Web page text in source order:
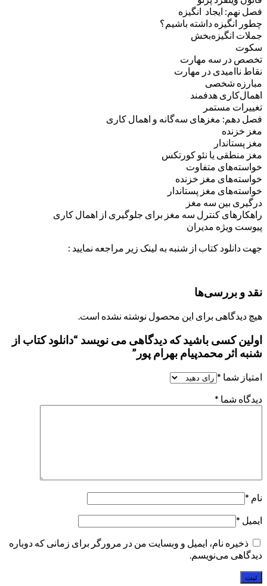
فصل نهم: ایجاد انگیزه
چطور انگیزه داشته باشیم؟
جملات انگیزه‌بخش
سکوت
تخصص در سه مهارت
نقاط ناامیدی در مهارت
مبارزه شخصی
اهمال‌کاری هدفمند
تغییرات مستمر
فصل دهم: مغزهای سه‌گانه و اهمال کاری
مغز خزنده
مغز پستاندار
مغز منطقی یا نئو کورتکس
خواسته‌های متفاوت
خواسته‌های مغز خزنده
خواسته‌های مغز پستاندار
درگیری بین سه مغز
راهکارهای کنترل سه مغز برای جلوگیری از اهمال کاری
پیوست ویژه مدیران
جهت دانلود کتاب از شنبه به لینک زیر مراجعه نمایید :
نقد و بررسی‌ها
هیچ دیدگاهی برای این محصول نوشته نشده است.
اولین کسی باشید که دیدگاهی می نویسد “دانلود کتاب از
شنبه اثر محمدپیام بهرام پور”
امتیاز شما *
دیدگاه شما *
نام *
ایمیل *
ذخیره نام، ایمیل و وبسایت من در مرورگر برای زمانی که دوباره
دیدگاهی می‌نویسم.